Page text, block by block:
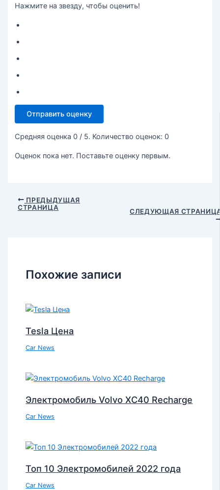
Нажмите на звезду, чтобы оценить!
Отправить оценку
Средняя оценка 0 / 5. Количество оценок: 0
Оценок пока нет. Поставьте оценку первым.
ПРЕДЫДУЩАЯ
СТРАНИЦА
СЛЕДУЮЩАЯ
Похожие записи
Tesla Цена
Car News
Электромобиль Volvo XC40 Recharge
Car News
Топ 10 Электромобилей 2022 года
Car News